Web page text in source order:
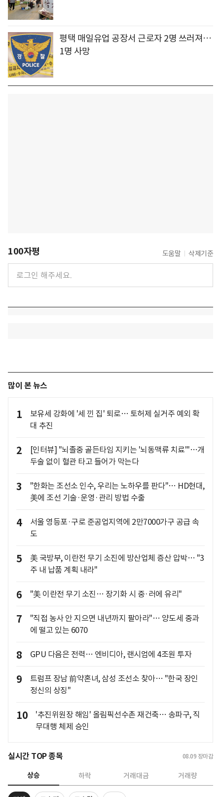
평택 매일유업 공장서 근로자 2명 쓰러져…
1명 사망
100자평 도움말 삭제기준
많이 본 뉴스
1
보유세 강화에 '세 낀 집' 퇴로… 토허제 실거주 예외 확
대 추진
2
[인터뷰] "뇌졸중 골든타임 지키는 '뇌동맥류 치료'"…개
두술 없이 혈관 타고 들어가 막는다
3
"한화는 조선소 인수, 우리는 노하우를 판다"… HD현대,
美에 조선 기술·운영·관리 방법 수출
4
서울 영등포·구로 준공업지역에 2만7000가구 공급 속
도
5
美 국방부, 이란전 무기 소진에 방산업체 증산 압박… "3
주 내 납품 계획 내라"
6 "美 이란전 무기 소진… 장기화 시 중·러에 유리"
7
"직접 농사 안 지으면 내년까지 팔아라"… 양도세 중과
에 떨고 있는 6070
8 GPU 다음은 전력… 엔비디아, 랜시엄에 4조원 투자
9
트럼프 장남 前약혼녀, 삼성 조선소 찾아… "한국 장인
정신의 상징"
10
'추진위원장 해임' 올림픽선수촌 재건축… 송파구, 직
무대행 체제 승인
실시간 TOP 종목 08.09 장마감
상승 하락 거래대금 거래량